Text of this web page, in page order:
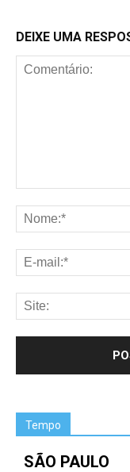
DEIXE UMA
Tempo
SÃO PAULO